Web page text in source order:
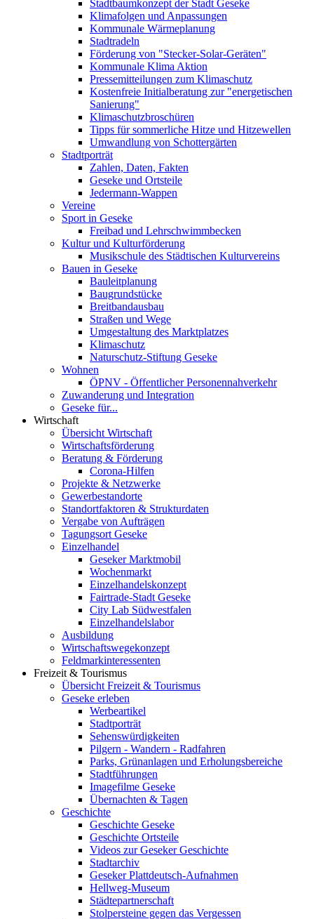
Stadtbaumkonzept der Stadt Geseke
Klimafolgen und Anpassungen
Kommunale Wärmeplanung
Stadtradeln
Förderung von "Stecker-Solar-Geräten"
Kommunale Klima Aktion
Pressemitteilungen zum Klimaschutz
Kostenfreie Initialberatung zur "energetischen
Sanierung"
Klimaschutzbroschüren
Tipps für sommerliche Hitze und Hitzewellen
Umwandlung von Schottergärten
Stadtporträt
Zahlen, Daten, Fakten
Geseke und Ortsteile
Jedermann-Wappen
Vereine
Sport in Geseke
Freibad und Lehrschwimmbecken
Kultur und Kulturförderung
Musikschule des Städtischen Kulturvereins
Bauen in Geseke
Bauleitplanung
Baugrundstücke
Breitbandausbau
Straßen und Wege
Umgestaltung des Marktplatzes
Klimaschutz
Naturschutz-Stiftung Geseke
Wohnen
ÖPNV - Öffentlicher Personennahverkehr
Zuwanderung und Integration
Geseke für...
Wirtschaft
Übersicht Wirtschaft
Wirtschaftsförderung
Beratung & Förderung
Corona-Hilfen
Projekte & Netzwerke
Gewerbestandorte
Standortfaktoren & Strukturdaten
Vergabe von Aufträgen
Tagungsort Geseke
Einzelhandel
Geseker Marktmobil
Wochenmarkt
Einzelhandelskonzept
Fairtrade-Stadt Geseke
City Lab Südwestfalen
Einzelhandelslabor
Ausbildung
Wirtschaftswegekonzept
Feldmarkinteressenten
Freizeit & Tourismus
Übersicht Freizeit & Tourismus
Geseke erleben
Werbeartikel
Stadtporträt
Sehenswürdigkeiten
Pilgern - Wandern - Radfahren
Parks, Grünanlagen und Erholungsbereiche
Stadtführungen
Imagefilme Geseke
Übernachten & Tagen
Geschichte
Geschichte Geseke
Geschichte Ortsteile
Videos zur Geseker Geschichte
Stadtarchiv
Geseker Plattdeutsch-Aufnahmen
Hellweg-Museum
Städtepartnerschaft
Stolpersteine gegen das Vergessen